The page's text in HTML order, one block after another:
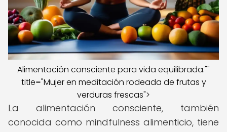
Alimentación consciente para vida equilibrada.""
title="Mujer en meditación rodeada de frutas y
verduras frescas">
La alimentación consciente, también
conocida como mindfulness alimenticio, tiene